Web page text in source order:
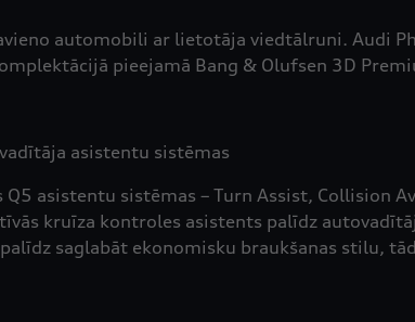
automobili ar lietotāja viedtālruni. Audi
pieejamā Bang & Olufsen 3D
asistentu sistēmas
Q5 asistentu sistēmas – Turn Assist, Collision
kruīza kontroles asistents palīdz
saglabāt ekonomisku braukšanas stilu,